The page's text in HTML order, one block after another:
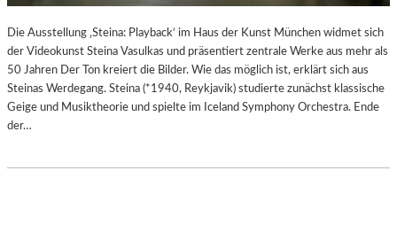
Die Ausstellung ‚Steina: Playback‘ im Haus der Kunst München widmet sich
der Videokunst Steina Vasulkas und präsentiert zentrale Werke aus mehr als
50 Jahren Der Ton kreiert die Bilder. Wie das möglich ist, erklärt sich aus
Steinas Werdegang. Steina (*1940, Reykjavik) studierte zunächst klassische
Geige und Musiktheorie und spielte im Iceland Symphony Orchestra. Ende
der…